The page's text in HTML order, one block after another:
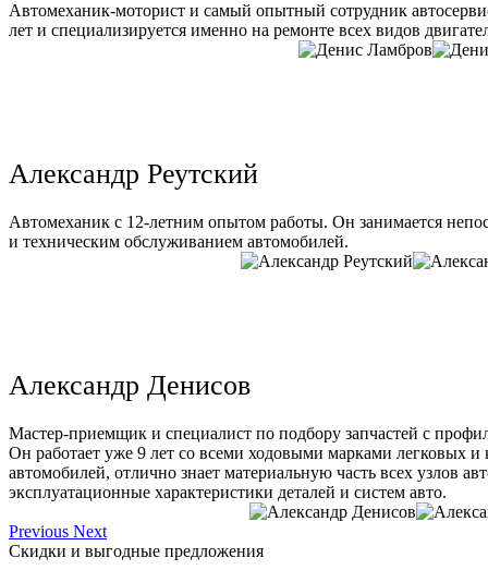
Автомеханик-моторист и самый опытный сотрудник
лет и специализируется именно на ремонте всех видов
Александр Реутский
Автомеханик с 12-летним опытом работы. Он занимается
и техническим обслуживанием автомобилей.
Александр Денисов
Мастер-приемщик и специалист по подбору запчастей с
Он работает уже 9 лет со всеми ходовыми марками легковых и
автомобилей, отлично знает материальную часть всех узлов
эксплуатационные характеристики деталей и систем авто.
Previous Next
Скидки и выгодные предложения